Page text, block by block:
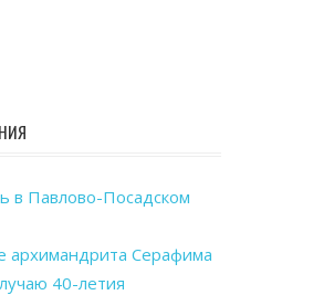
в Павлово-Посадском
архимандрита Серафима
40-летия